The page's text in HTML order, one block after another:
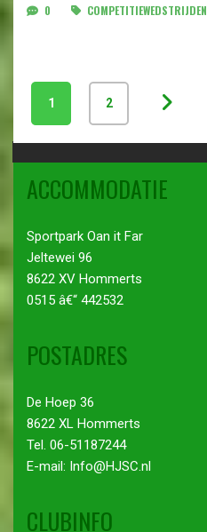
0 COMPETITIEWEDSTRIJDEN
1 2
ACCOMMODATIE
Sportpark Oan it Far
Jeltewei 96
8622 XV Hommerts
0515 â€“ 442532
POSTADRES
De Hoep 36
8622 XL Hommerts
Tel. 06-51187244
E-mail: Info@HJSC.nl
CLUBINFO